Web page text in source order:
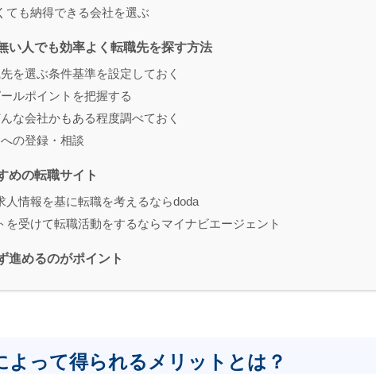
ても納得できる会社を選ぶ
い人でも効率よく転職先を探す方法
を選ぶ条件基準を設定しておく
ルポイントを把握する
な会社かもある程度調べておく
の登録・相談
めの転職サイト
人情報を基に転職を考えるならdoda
を受けて転職活動をするならマイナビエージェント
進めるのがポイント
よって得られるメリットとは？